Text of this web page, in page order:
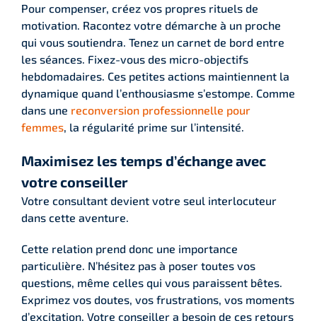
Pour compenser, créez vos propres rituels de
motivation. Racontez votre démarche à un proche
qui vous soutiendra. Tenez un carnet de bord entre
les séances. Fixez-vous des micro-objectifs
hebdomadaires. Ces petites actions maintiennent la
dynamique quand l’enthousiasme s’estompe. Comme
dans une reconversion professionnelle pour
femmes , la régularité prime sur l’intensité.
Maximisez les temps d’échange avec
votre conseiller
Votre consultant devient votre seul interlocuteur
dans cette aventure.
Cette relation prend donc une importance
particulière. N’hésitez pas à poser toutes vos
questions, même celles qui vous paraissent bêtes.
Exprimez vos doutes, vos frustrations, vos moments
d’excitation. Votre conseiller a besoin de ces retours